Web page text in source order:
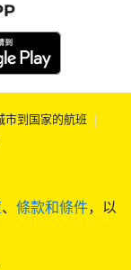
、 條款和條件，以
市到国家的航班 |